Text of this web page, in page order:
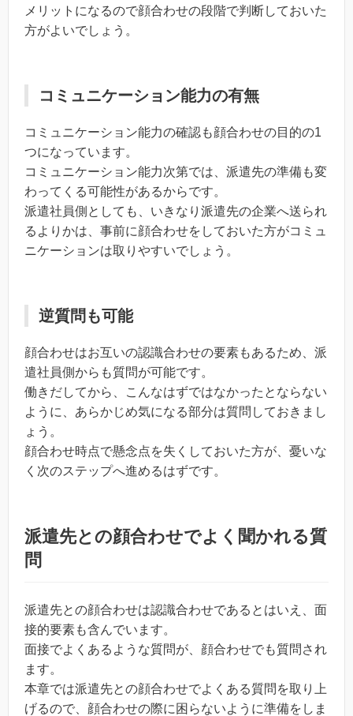
メリットになるので顔合わせの段階で判断しておいた
方がよいでしょう。
コミュニケーション能力の有無
コミュニケーション能力の確認も顔合わせの目的の1
つになっています。
コミュニケーション能力次第では、派遣先の準備も変
わってくる可能性があるからです。
派遣社員側としても、いきなり派遣先の企業へ送られ
るよりかは、事前に顔合わせをしておいた方がコミュ
ニケーションは取りやすいでしょう。
逆質問も可能
顔合わせはお互いの認識合わせの要素もあるため、派
遣社員側からも質問が可能です。
働きだしてから、こんなはずではなかったとならない
ように、あらかじめ気になる部分は質問しておきまし
ょう。
顔合わせ時点で懸念点を失くしておいた方が、憂いな
く次のステップへ進めるはずです。
派遣先との顔合わせでよく聞かれる質
問
派遣先との顔合わせは認識合わせであるとはいえ、面
接的要素も含んでいます。
面接でよくあるような質問が、顔合わせでも質問され
ます。
本章では派遣先との顔合わせでよくある質問を取り上
げるので、顔合わせの際に困らないように準備をしま